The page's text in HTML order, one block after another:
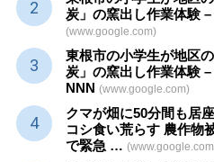
炭」の窯出し作業体験
(www.google.com)
東根市の小学生が地区の
炭」の窯出し作業体験
NNN (www.google.com)
クマが畑に50分間も居
コシ食い荒らす 農作物
で緊急 …